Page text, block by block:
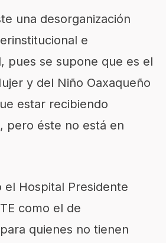
una desorganización
e
pues se supone que es el
y del Niño Oaxaqueño
estar recibiendo
pero éste no está en
el Hospital Presidente
como el de
quienes no tienen